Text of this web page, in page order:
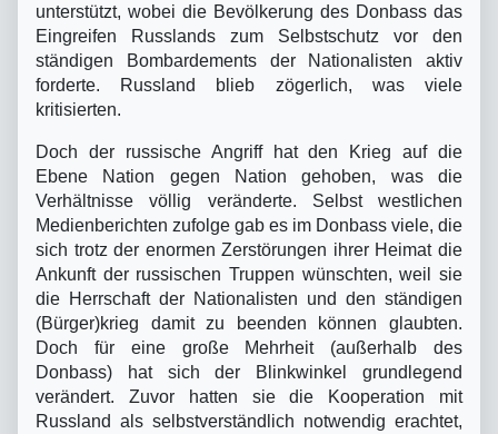
unterstützt, wobei die Bevölkerung des Donbass das
Eingreifen Russlands zum Selbstschutz vor den
ständigen Bombardements der Nationalisten aktiv
forderte. Russland blieb zögerlich, was viele
kritisierten.
Doch der russische Angriff hat den Krieg auf die
Ebene Nation gegen Nation gehoben, was die
Verhältnisse völlig veränderte. Selbst westlichen
Medienberichten zufolge gab es im Donbass viele, die
sich trotz der enormen Zerstörungen ihrer Heimat die
Ankunft der russischen Truppen wünschten, weil sie
die Herrschaft der Nationalisten und den ständigen
(Bürger)krieg damit zu beenden können glaubten.
Doch für eine große Mehrheit (außerhalb des
Donbass) hat sich der Blinkwinkel grundlegend
verändert. Zuvor hatten sie die Kooperation mit
Russland als selbstverständlich notwendig erachtet,